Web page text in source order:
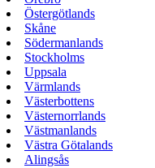
Östergötlands
Skåne
Södermanlands
Stockholms
Uppsala
Värmlands
Västerbottens
Västernorrlands
Västmanlands
Västra Götalands
Alingsås